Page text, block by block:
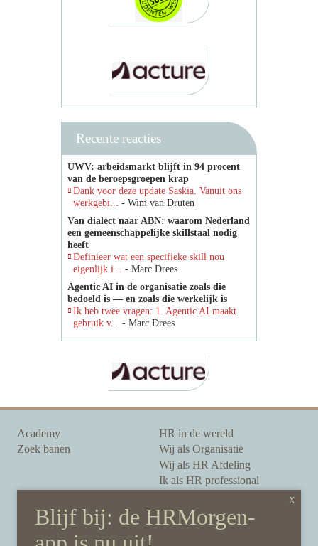
Recente reacties
UWV: arbeidsmarkt blijft in 94 procent
van de beroepsgroepen krap
Dank voor deze update Saskia. Vanuit ons
werkgebi... - Wim van Druten
Van dialect naar ABN: waarom Nederland
een gemeenschappelijke skillstaal nodig
heeft
Definieer wat een specifieke skill nou
eigenlijk i... - Marc Drees
Agentic AI in de organisatie zoals die
bedoeld is — en zoals die werkelijk is
Ik heb twee vragen: 1. Agentic AI maakt
gebruik v... - Marc Drees
Academy
Zoek banen
HR in de wereld
Wij als Organisatie
Wij als HR Afdeling
Ik als HR professional
Onze auteurs
Onze partners
Sponsoring